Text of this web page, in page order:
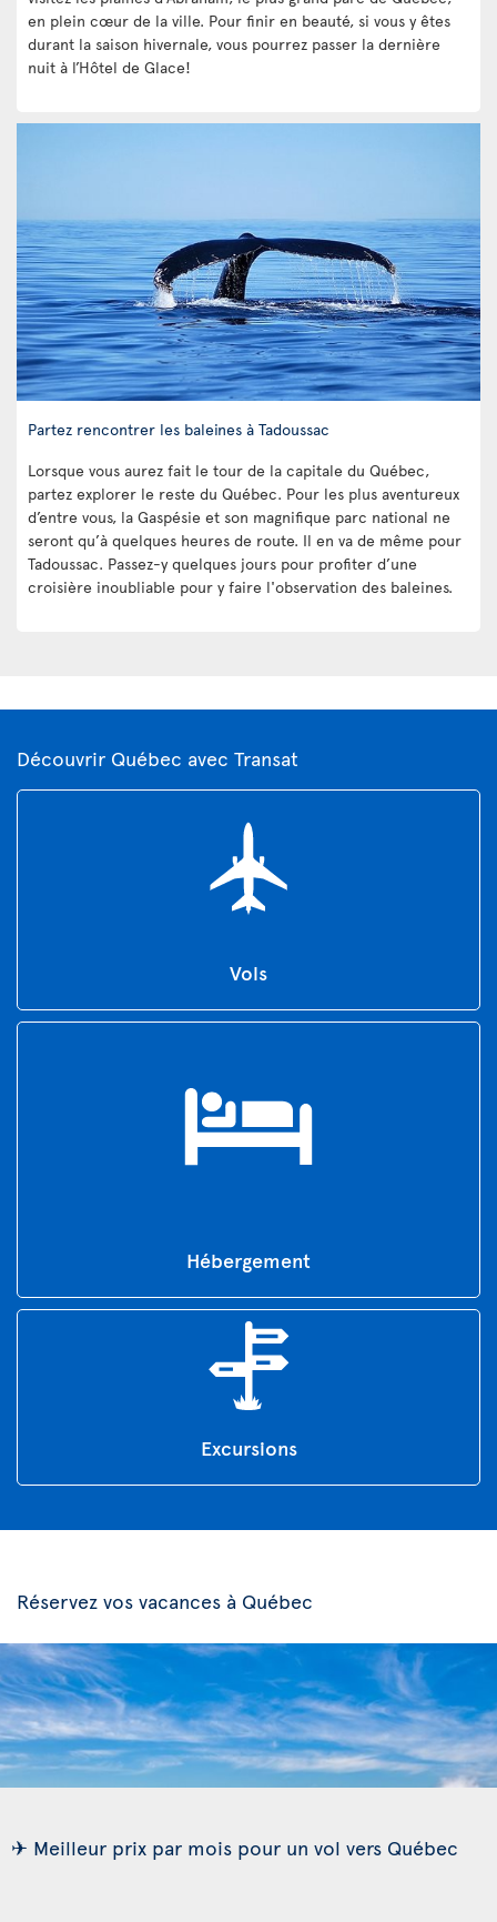
en plein cœur de la ville. Pour finir en beauté, si vous y êtes
durant la saison hivernale, vous pourrez passer la dernière
nuit à l’Hôtel de Glace!
Partez rencontrer les baleines à Tadoussac
Lorsque vous aurez fait le tour de la capitale du Québec,
partez explorer le reste du Québec. Pour les plus aventureux
d’entre vous, la Gaspésie et son magnifique parc national ne
seront qu’à quelques heures de route. Il en va de même pour
Tadoussac. Passez-y quelques jours pour profiter d’une
croisière inoubliable pour y faire l'observation des baleines.
Découvrir Québec avec Transat
Vols
Hébergement
Excursions
Réservez vos vacances à Québec
✈ Meilleur prix par mois pour un vol vers Québec